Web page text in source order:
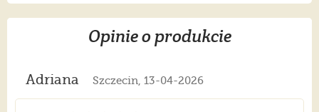
Opinie o produkcie
Adriana Szczecin, 13-04-2026